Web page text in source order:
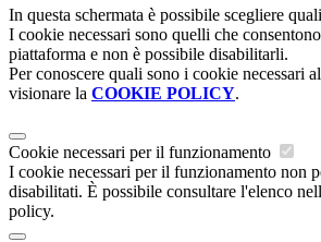
In questa schermata è possibile scegliere
I cookie necessari sono quelli che
piattaforma e non è possibile disabilitarli.
Per conoscere quali sono i cookie necessari
visionare la COOKIE POLICY.
Cookie necessari per il funzionamento
I cookie necessari per il funzionamento non
disabilitati. È possibile consultare l'elenco
policy.